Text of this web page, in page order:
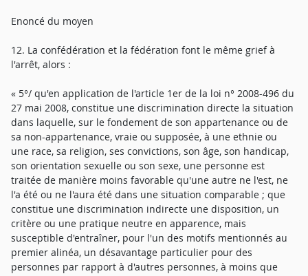
Enoncé du moyen
12. La confédération et la fédération font le même grief à
l'arrêt, alors :
« 5°/ qu'en application de l'article 1er de la loi n° 2008-496 du
27 mai 2008, constitue une discrimination directe la situation
dans laquelle, sur le fondement de son appartenance ou de
sa non-appartenance, vraie ou supposée, à une ethnie ou
une race, sa religion, ses convictions, son âge, son handicap,
son orientation sexuelle ou son sexe, une personne est
traitée de manière moins favorable qu'une autre ne l'est, ne
l'a été ou ne l'aura été dans une situation comparable ; que
constitue une discrimination indirecte une disposition, un
critère ou une pratique neutre en apparence, mais
susceptible d'entraîner, pour l'un des motifs mentionnés au
premier alinéa, un désavantage particulier pour des
personnes par rapport à d'autres personnes, à moins que